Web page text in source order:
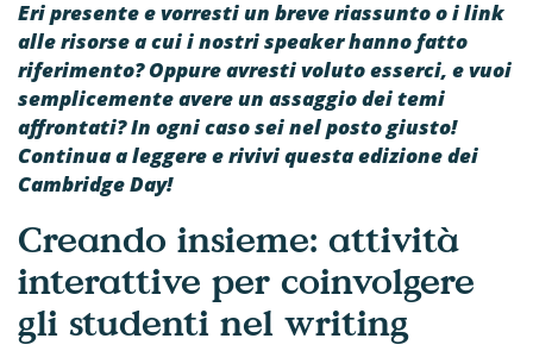
Eri presente e vorresti un breve riassunto o i link
alle risorse a cui i nostri speaker hanno fatto
riferimento? Oppure avresti voluto esserci, e vuoi
semplicemente avere un assaggio dei temi
affrontati? In ogni caso sei nel posto giusto!
Continua a leggere e rivivi questa edizione dei
Cambridge Day!
Creando insieme: attività
interattive per coinvolgere
gli studenti nel writing